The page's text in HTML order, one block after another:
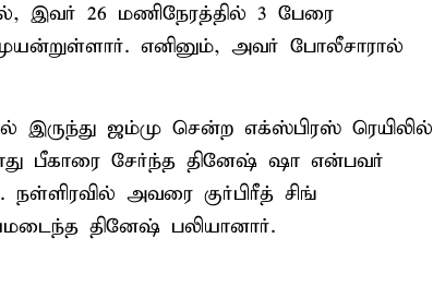
இவர் 26 மணிநேரத்தில் 3 பேரை
முயன்றுள்ளார். எனினும், அவர் போலீசாரால்
இருந்து ஜம்மு சென்ற எக்ஸ்பிரஸ் ரெயிலில்
பீகாரை சேர்ந்த தினேஷ் ஷா என்பவர்
அவரை குர்பிரீத் சிங்
தினேஷ் பலியானார்.